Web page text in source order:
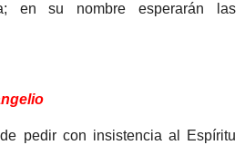
en su nombre esperarán las
pedir con insistencia al Espíritu